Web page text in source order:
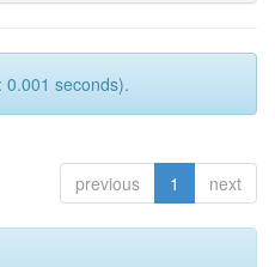
0.001 seconds).
previous 1 next